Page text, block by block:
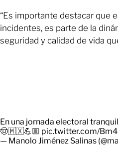
“Es importante destacar que
incidentes, es parte de la
seguridad y calidad de vida
En una jornada electoral
🤠🇲🇽💪🏼 pic.twitter.com/
— Manolo Jiménez Salinas